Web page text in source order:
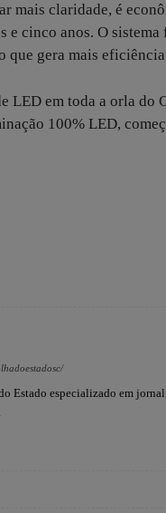
mais claridade, é
e cinco anos. O
que gera mais
LED em toda a orla do
100% LED,
Estado especializado em